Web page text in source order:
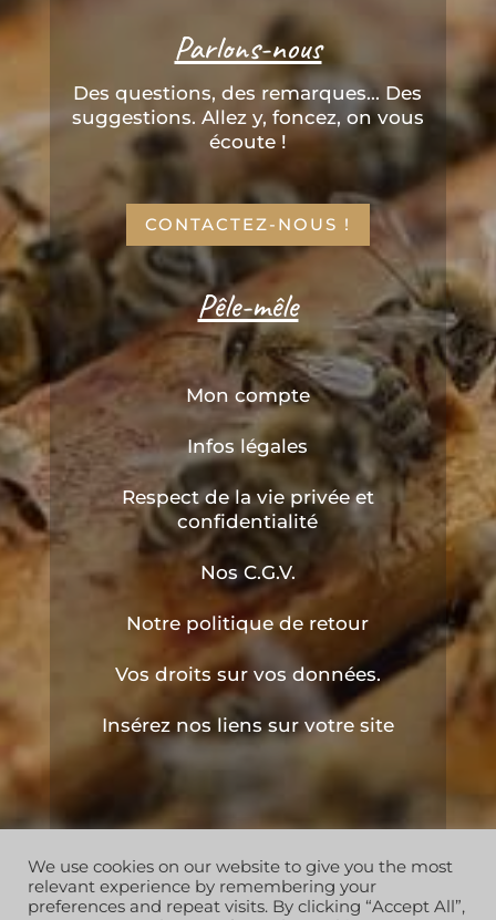
Parlons-nous
Des questions, des remarques... Des
suggestions. Allez y, foncez, on vous
écoute !
CONTACTEZ-NOUS !
Pêle-mêle
Mon compte
Infos légales
Respect de la vie privée et
confidentialité
Nos C.G.V.
Notre politique de retour
Vos droits sur vos données.
Insérez nos liens sur votre site
Copyright © 2019 les ruchers de l'apiculteur . Tous
droits réservés
We use cookies on our website to give you the most
relevant experience by remembering your
preferences and repeat visits. By clicking “Accept All”,